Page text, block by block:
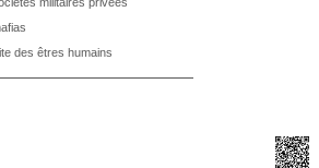
des êtres humains